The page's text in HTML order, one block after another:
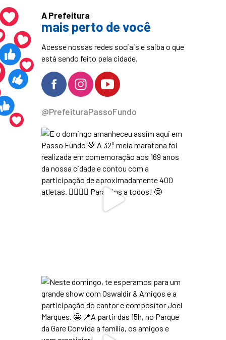
A Prefeitura
mais perto de você
Acesse nossas redes sociais e saiba o que
está sendo feito pela cidade.
@PrefeituraPassoFundo